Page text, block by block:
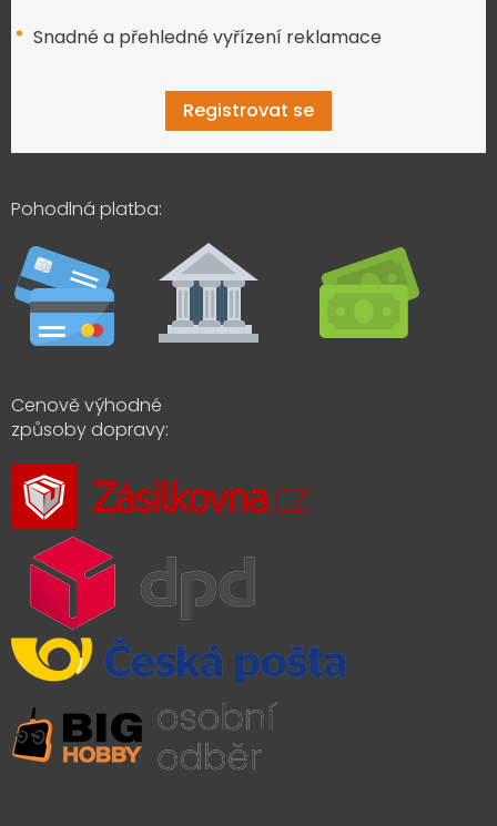
Snadné a přehledné vyřízení reklamace
Registrovat se
Pohodlná platba:
Cenově výhodné
způsoby dopravy: